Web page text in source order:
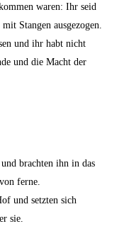
waren: Ihr seid
Stangen ausgezogen.
und ihr habt nicht
und die Macht der
brachten ihn in das
ferne.
und setzten sich
sie.